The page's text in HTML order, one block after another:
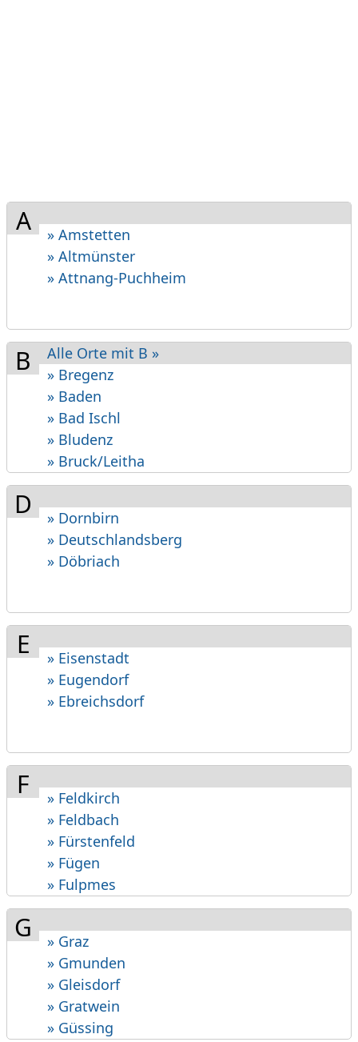
A
» Amstetten
» Altmünster
» Attnang-Puchheim
B
Alle Orte mit B »
» Bregenz
» Baden
» Bad Ischl
» Bludenz
» Bruck/Leitha
D
» Dornbirn
» Deutschlandsberg
» Döbriach
E
» Eisenstadt
» Eugendorf
» Ebreichsdorf
F
» Feldkirch
» Feldbach
» Fürstenfeld
» Fügen
» Fulpmes
G
» Graz
» Gmunden
» Gleisdorf
» Gratwein
» Güssing